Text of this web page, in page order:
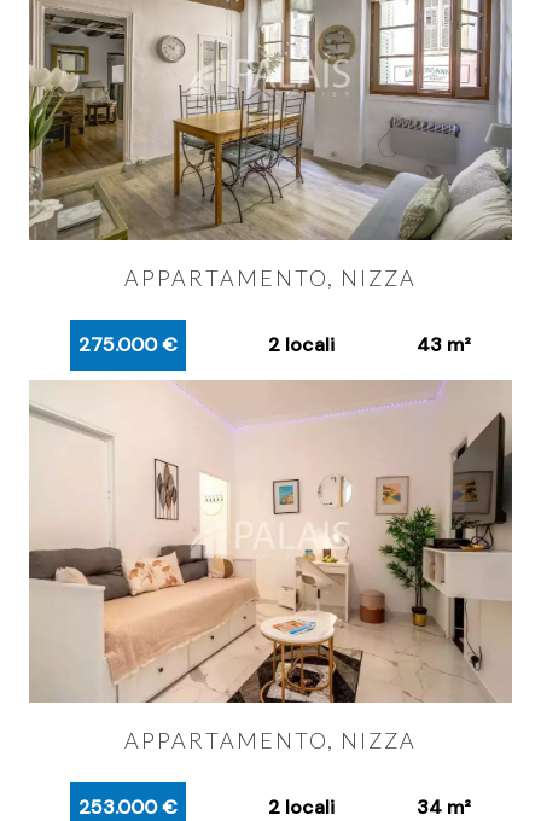
APPARTAMENTO, NIZZA
275.000 € 2 locali 43 m²
APPARTAMENTO, NIZZA
253.000 € 2 locali 34 m²